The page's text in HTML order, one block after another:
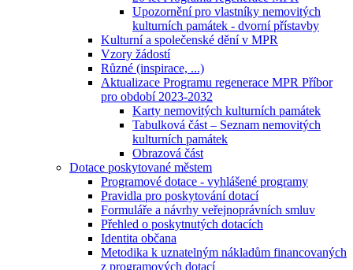
Upozornění pro vlastníky nemovitých
kulturních památek - dvorní přístavby
Kulturní a společenské dění v MPR
Vzory žádostí
Různé (inspirace, ...)
Aktualizace Programu regenerace MPR Příbor
pro období 2023-2032
Karty nemovitých kulturních památek
Tabulková část – Seznam nemovitých
kulturních památek
Obrazová část
Dotace poskytované městem
Programové dotace - vyhlášené programy
Pravidla pro poskytování dotací
Formuláře a návrhy veřejnoprávních smluv
Přehled o poskytnutých dotacích
Identita občana
Metodika k uznatelným nákladům financovaných
z programových dotací